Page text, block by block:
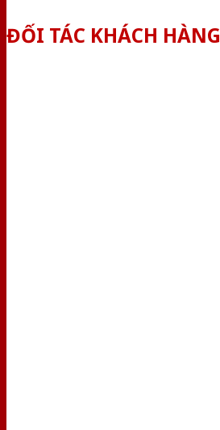
ĐỐI TÁC KHÁCH HÀNG